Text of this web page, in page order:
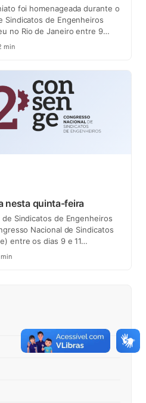
foi homenageada durante o
Sindicatos de Engenheiros
no Rio de Janeiro entre 9…
min
nesta quinta-feira
Sindicatos de Engenheiros
Nacional de Sindicatos
entre os dias 9 e 11…